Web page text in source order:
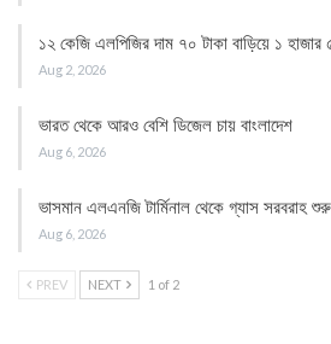
১২ কেজি এলপিজির দাম ৭০ টাকা বাড়িয়ে ১ হাজার
Aug 2, 2026
ভারত থেকে আরও বেশি ডিজেল চায় বাংলাদেশ
Aug 6, 2026
ভাসমান এলএনজি টার্মিনাল থেকে গ্যাস সরবরাহ শুরু
Aug 6, 2026
PREV NEXT 1 of 2